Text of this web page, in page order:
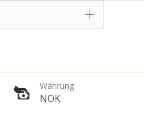
Währung
NOK